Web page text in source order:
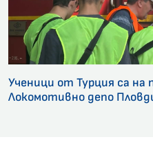
Ученици от Турция са на
Локомотивно депо